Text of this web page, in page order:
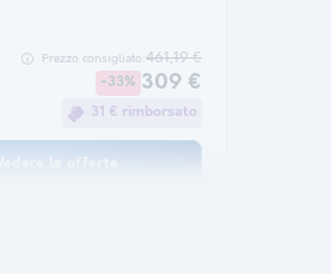
Prezzo consigliato:461,19 €
-33% 309 €
31 € rimborsato
Vedere le offerte